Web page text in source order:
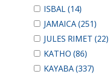
ISBAL(14)
JAMAICA(251)
JULES RIMET (22)
KATHO (86)
KAYABA(337)